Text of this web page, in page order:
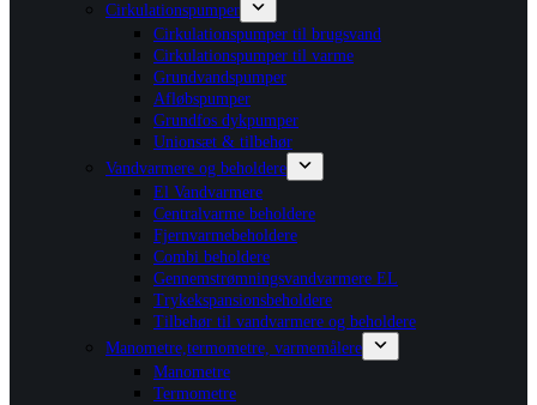
Cirkulationspumper
Cirkulationspumper til brugsvand
Cirkulationspumper til varme
Grundvandspumper
Afløbspumper
Grundfos dykpumper
Unionsæt & tilbehør
Vandvarmere og beholdere
El Vandvarmere
Centralvarme beholdere
Fjernvarmebeholdere
Combi beholdere
Gennemstrømningsvandvarmere EL
Trykekspansionsbeholdere
Tilbehør til vandvarmere og beholdere
Manometre,termometre, varmemålere
Manometre
Termometre